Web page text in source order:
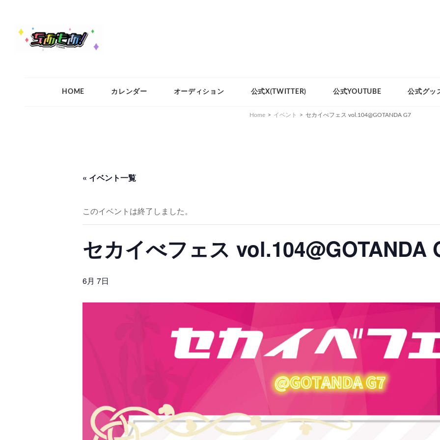
ちあもあ
ちあもあ
HOME カレンダー オーディション 公式X(TWITTER) 公式YOUTUBE 公式グッ
Home > イベント > セカイべフェス vol.104@GOTANDA G7
« イベント一覧
このイベントは終了しました。
セカイべフェス vol.104@GOTANDA
6月 7日